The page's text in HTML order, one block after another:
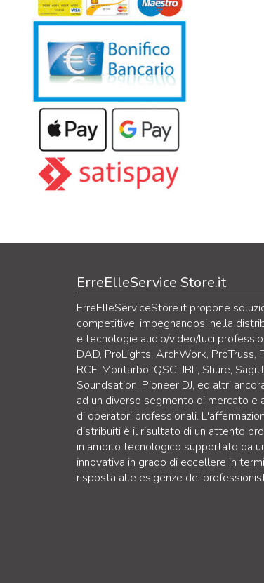
ErreElleService Store.it
ErreElleServiceStore.it propone
competitive, impegnandosi nella
e tecnologie audio/video/luci
DAD, ProLights, ArchWork, ProTruss,
RCF, Montarbo, QSC, JBL, Shure,
Soundsation, Pioneer DJ, ed altri
ad un diverso segmento di mercato e
di operatori professionali.
distribuiti è il risultato di un attento
in ambito tecnologico supportato da
innovativa in grado di eccellere in
risposta alle esigenze dei